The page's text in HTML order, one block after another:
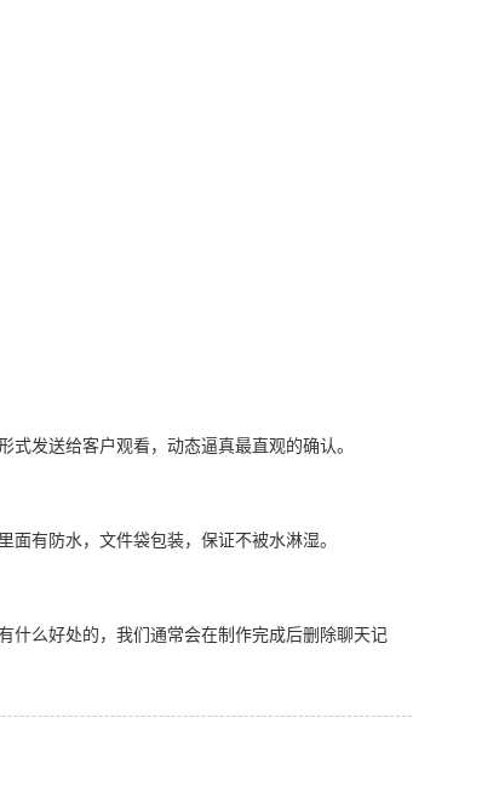
发送给客户观看，动态逼真最直观的确认。
有防水，文件袋包装，保证不被水淋湿。
什么好处的，我们通常会在制作完成后删除聊天记